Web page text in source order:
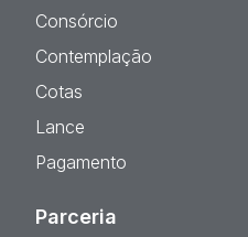
Consórcio
Contemplação
Cotas
Lance
Pagamento
Parceria